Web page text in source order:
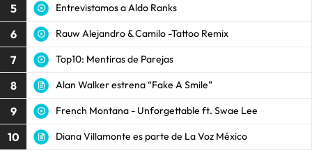
5 Entrevistamos a Aldo Ranks
6 Rauw Alejandro & Camilo -Tattoo Remix
7 Top10: Mentiras de Parejas
8 Alan Walker estrena “Fake A Smile”
9 French Montana - Unforgettable ft. Swae Lee
10 Diana Villamonte es parte de La Voz México